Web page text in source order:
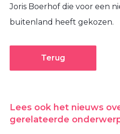
Joris Boerhof die voor een
buitenland heeft gekozen.
Terug
Lees ook het nieuws
gerelateerde